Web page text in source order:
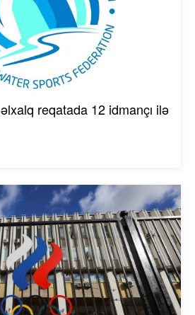
reqatada 12 idmançı ilə